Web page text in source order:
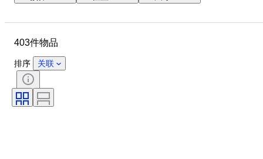
时期
课题
签名
原创作品／复制品
Culture
403件物品
排序 关联